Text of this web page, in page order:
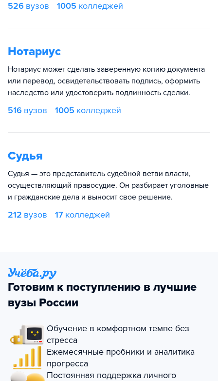
526 вузов 1005 колледжей
Нотариус
Нотариус может сделать заверенную копию документа
или перевод, освидетельствовать подпись, оформить
наследство или удостоверить подлинность сделки.
516 вузов 1005 колледжей
Судья
Судья — это представитель судебной ветви власти,
осуществляющий правосудие. Он разбирает уголовные
и гражданские дела и выносит свое решение.
212 вузов 17 колледжей
Готовим к поступлению в лучшие
вузы России
Обучение в комфортном темпе без
стресса
Ежемесячные пробники и аналитика
прогресса
Постоянная поддержка личного